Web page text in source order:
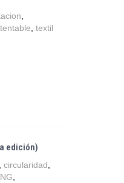
textil
edición)
circularidad